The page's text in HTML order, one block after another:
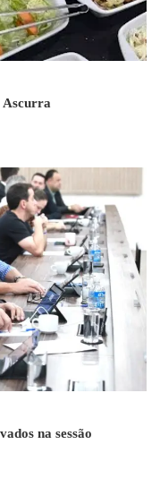
Ascurra
na sessão